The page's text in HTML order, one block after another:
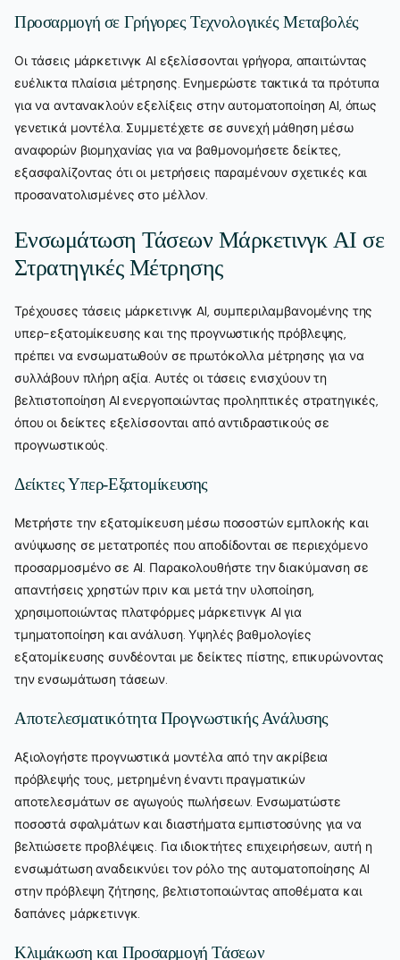
Προσαρμογή σε Γρήγορες Τεχνολογικές Μεταβολές
Οι τάσεις μάρκετινγκ AI εξελίσσονται γρήγορα, απαιτώντας
ευέλικτα πλαίσια μέτρησης. Ενημερώστε τακτικά τα πρότυπα
για να αντανακλούν εξελίξεις στην αυτοματοποίηση AI, όπως
γενετικά μοντέλα. Συμμετέχετε σε συνεχή μάθηση μέσω
αναφορών βιομηχανίας για να βαθμονομήσετε δείκτες,
εξασφαλίζοντας ότι οι μετρήσεις παραμένουν σχετικές και
προσανατολισμένες στο μέλλον.
Ενσωμάτωση Τάσεων Μάρκετινγκ AI σε
Στρατηγικές Μέτρησης
Τρέχουσες τάσεις μάρκετινγκ AI, συμπεριλαμβανομένης της
υπερ-εξατομίκευσης και της προγνωστικής πρόβλεψης,
πρέπει να ενσωματωθούν σε πρωτόκολλα μέτρησης για να
συλλάβουν πλήρη αξία. Αυτές οι τάσεις ενισχύουν τη
βελτιστοποίηση AI ενεργοποιώντας προληπτικές στρατηγικές,
όπου οι δείκτες εξελίσσονται από αντιδραστικούς σε
προγνωστικούς.
Δείκτες Υπερ-Εξατομίκευσης
Μετρήστε την εξατομίκευση μέσω ποσοστών εμπλοκής και
ανύψωσης σε μετατροπές που αποδίδονται σε περιεχόμενο
προσαρμοσμένο σε AI. Παρακολουθήστε την διακύμανση σε
απαντήσεις χρηστών πριν και μετά την υλοποίηση,
χρησιμοποιώντας πλατφόρμες μάρκετινγκ AI για
τμηματοποίηση και ανάλυση. Υψηλές βαθμολογίες
εξατομίκευσης συνδέονται με δείκτες πίστης, επικυρώνοντας
την ενσωμάτωση τάσεων.
Αποτελεσματικότητα Προγνωστικής Ανάλυσης
Αξιολογήστε προγνωστικά μοντέλα από την ακρίβεια
πρόβλεψής τους, μετρημένη έναντι πραγματικών
αποτελεσμάτων σε αγωγούς πωλήσεων. Ενσωματώστε
ποσοστά σφαλμάτων και διαστήματα εμπιστοσύνης για να
βελτιώσετε προβλέψεις. Για ιδιοκτήτες επιχειρήσεων, αυτή η
ενσωμάτωση αναδεικνύει τον ρόλο της αυτοματοποίησης AI
στην πρόβλεψη ζήτησης, βελτιστοποιώντας αποθέματα και
δαπάνες μάρκετινγκ.
Κλιμάκωση και Προσαρμογή Τάσεων